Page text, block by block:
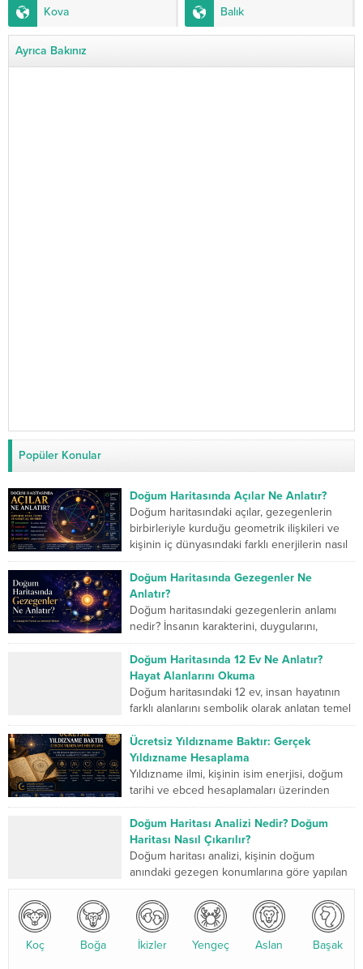
Kova Balık
Ayrıca Bakınız
Popüler Konular
Doğum Haritasında Açılar Ne Anlatır?
Doğum haritasındaki açılar, gezegenlerin
birbirleriyle kurduğu geometrik ilişkileri ve
kişinin iç dünyasındaki farklı enerjilerin nasıl
çalıştığını gösterir. Kavuşum açısı iki...
Doğum Haritasında Gezegenler Ne
Anlatır?
Doğum haritasındaki gezegenlerin anlamı
nedir? İnsanın karakterini, duygularını,
düşünme biçimini, ilişkilerini, mücadele
gücünü ve yaşam yolculuğunda geliştirmesi
gereken yönlerini sembolik...
Doğum Haritasında 12 Ev Ne Anlatır?
Hayat Alanlarını Okuma
Doğum haritasındaki 12 ev, insan hayatının
farklı alanlarını sembolik olarak anlatan temel
bölümlerdir. Birinci ev kişinin dış dünyaya
sunduğu kimliği...
Ücretsiz Yıldızname Baktır: Gerçek
Yıldızname Hesaplama
Yıldızname ilmi, kişinin isim enerjisi, doğum
tarihi ve ebced hesaplamaları üzerinden
yapılan kadim bir değerlendirme sistemidir.
Son yıllarda özellikle yıldızname...
Doğum Haritası Analizi Nedir? Doğum
Haritası Nasıl Çıkarılır?
Doğum haritası analizi, kişinin doğum
anındaki gezegen konumlarına göre yapılan
analiz, karakter yapısı, ilişkiler, kariyer...
Koç Boğa İkizler Yengeç Aslan Başak